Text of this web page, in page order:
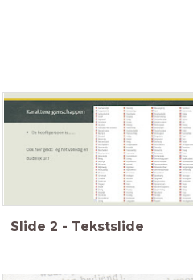
Slide 2 - Tekstslide